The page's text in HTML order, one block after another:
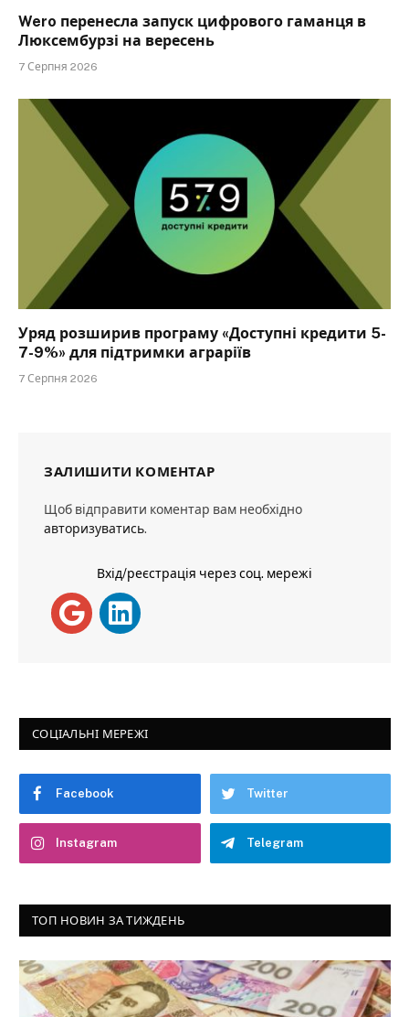
Wero перенесла запуск цифрового гаманця в
Люксембурзі на вересень
7 Серпня 2026
Уряд розширив програму «Доступні кредити 5-
7-9%» для підтримки аграріїв
7 Серпня 2026
ЗАЛИШИТИ КОМЕНТАР
Щоб відправити коментар вам необхідно
авторизуватись.
Вхід/реєстрація через соц. мережі
СОЦІАЛЬНІ МЕРЕЖІ
Facebook Twitter
Instagram Telegram
ТОП НОВИН ЗА ТИЖДЕНЬ